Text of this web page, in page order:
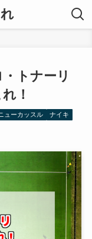
・トナーリ
！
ューカッスル ナイキ